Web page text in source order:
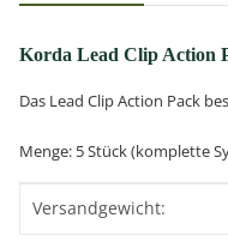
Korda Lead Clip Action
Das Lead Clip Action Pack
Menge: 5 Stück (komplette
Produkteigenschaft
Wert
Versandgewicht: